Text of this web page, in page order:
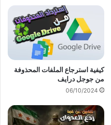
كيفية استرجاع الملفات المحذوفة
من جوجل درايف
06/10/2024